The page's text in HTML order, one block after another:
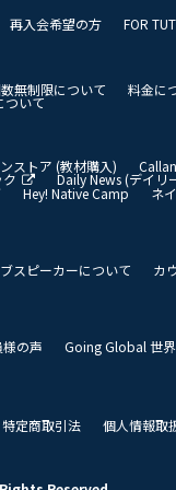
再入会希望の方 FOR
無制限について 料金に
ついて
ストア (教材購入)
ク
Daily News (デイリ
Hey! Native Camp ネ
スピーカーについて カ
の声 Going Global 世
特定商取引法 個人情報取